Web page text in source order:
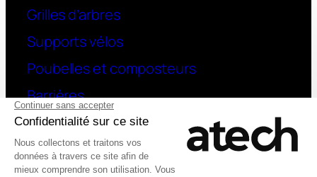
Grilles d’arbres
Supports vélos
Poubelles et composteurs
Barrières
contact
Une question ? contactez-nous